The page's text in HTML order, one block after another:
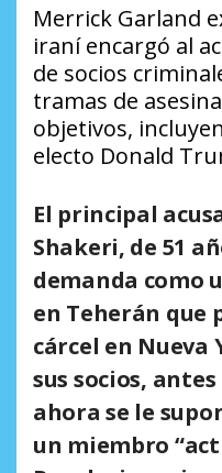
Merrick Garland
iraní encargó al
de socios
tramas de
objetivos,
electo Donald
El principal
Shakeri, de 51
demanda como
en Teherán que
cárcel en Nueva
sus socios,
ahora se le
un miembro “